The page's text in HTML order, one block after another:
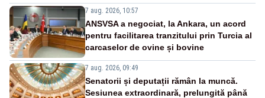
7 aug. 2026, 10:57
ANSVSA a negociat, la Ankara, un acord
pentru facilitarea tranzitului prin Turcia al
carcaselor de ovine și bovine
7 aug. 2026, 09:49
Senatorii și deputații rămân la muncă.
Sesiunea extraordinară, prelungită până